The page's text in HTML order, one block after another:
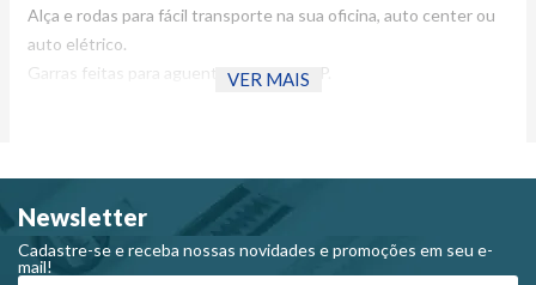
Alça e rodas para fácil transporte na sua oficina, auto center ou
auto elétrico.
Garras feitas para aguentar até 600AMP.
ou 2 baterias de 6V em ligação em série em carga lenta ou rápida.
Pode ser Usado em Carro, trator, moto, barco e caminhão leve.
Dados Técnicos :
VER MAIS
Newsletter
Cadastre-se e receba nossas novidades e promoções em seu e-
mail!